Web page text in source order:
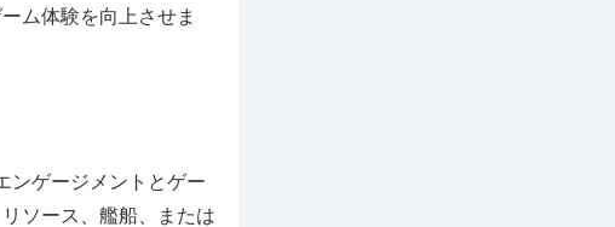
ム体験を向上させま
ンゲージメントとゲー
ソース、艦船、または